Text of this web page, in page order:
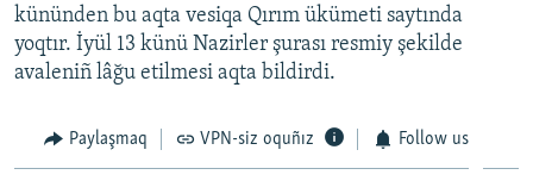
kününden bu aqta vesiqa Qırım ükümeti saytında
yoqtır. İyül 13 künü Nazirler şurası resmiy şekilde
avaleniñ lâğu etilmesi aqta bildirdi.
Paylaşmaq VPN-siz oquñız Follow us